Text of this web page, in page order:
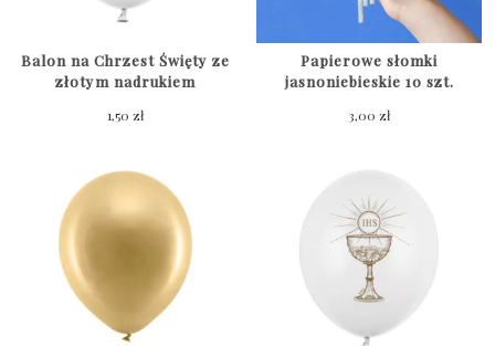
Balon na Chrzest Święty ze
złotym nadrukiem
1,50zł
Papierowe słomki
jasnoniebieskie 10 szt.
3,00zł